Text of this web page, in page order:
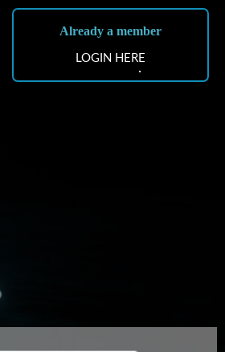
Already a member
LOGIN HERE